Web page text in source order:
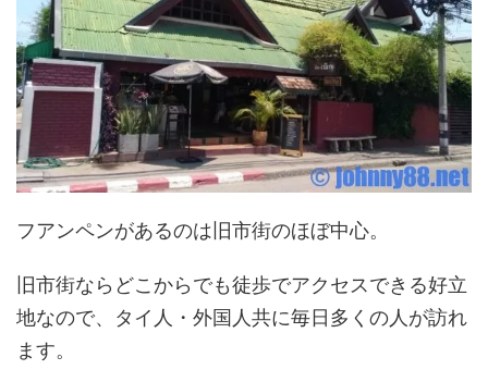
フアンペンがあるのは旧市街のほぼ中心。
旧市街ならどこからでも徒歩でアクセスできる好立
地なので、タイ人・外国人共に毎日多くの人が訪れ
ます。